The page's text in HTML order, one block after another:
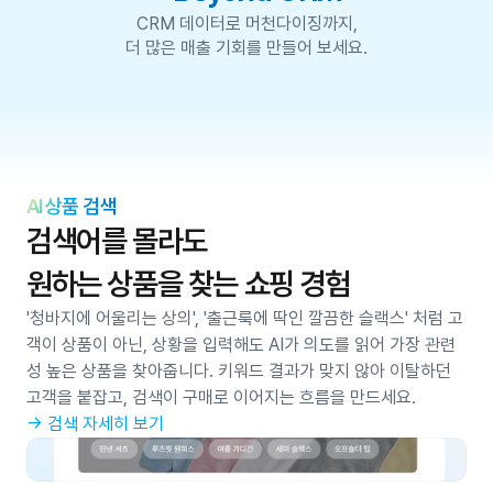
CRM 데이터로 머천다이징까지,
더 많은 매출 기회를 만들어 보세요.
AI 상품 검색
검색어를 몰라도
원하는 상품을 찾는 쇼핑 경험
'청바지에 어울리는 상의', '출근룩에 딱인 깔끔한 슬랙스' 처럼 고
객이 상품이 아닌, 상황을 입력해도 AI가 의도를 읽어 가장 관련
성 높은 상품을 찾아줍니다. 키워드 결과가 맞지 않아 이탈하던
고객을 붙잡고, 검색이 구매로 이어지는 흐름을 만드세요.
→ 검색 자세히 보기